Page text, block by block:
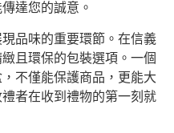
達您的誠意。
現品味的重要環節。在信義
且環保的包裝選項。一個
不僅能保護商品，更能大
者在收到禮物的第一刻就